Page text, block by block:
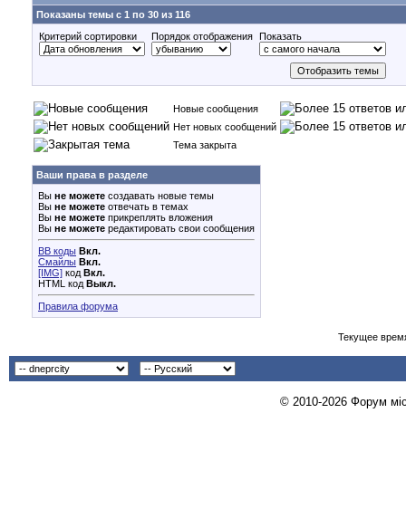
Показаны темы с 1 по 30 из 116
Критерий сортировки
Порядок отображения Показать
Новые сообщения
Нет новых сообщений
Тема закрыта
Ваши права в разделе
Вы не можете создавать новые темы
Вы не можете отвечать в темах
Вы не можете прикреплять вложения
Вы не можете редактировать свои сообщения
BB коды Вкл.
Смайлы Вкл.
[IMG] код Вкл.
HTML код Выкл.
Правила форума
Текущее
© 2010-2026 Форум